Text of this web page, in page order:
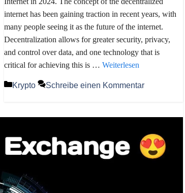
internet has been gaining traction in recent years, with
many people seeing it as the future of the internet.
Decentralization allows for greater security, privacy,
and control over data, and one technology that is
critical for achieving this is …Weiterlesen
Kategorien
Krypto Schreibe einen Kommentar